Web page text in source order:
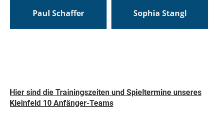
Paul Schaffer Sophia Stangl
Hier sind die Trainingszeiten und Spieltermine unseres
Kleinfeld 10 Anfänger-Teams